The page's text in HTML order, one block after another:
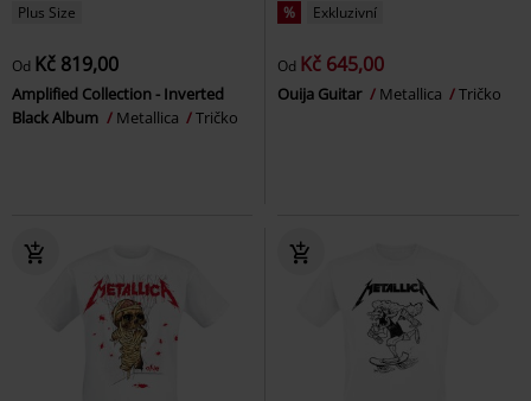
Plus Size
Od Kč 819,00
Amplified Collection - Inverted
Black Album
Metallica Tričko
% Exkluzivní
Od Kč 645,00
Ouija Guitar Metallica Tričko